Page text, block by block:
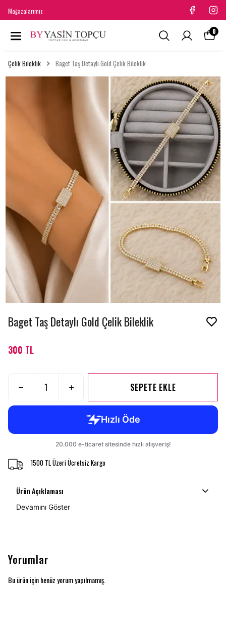
Mağazalarımız
0
Çelik Bileklik Baget Taş Detaylı Gold Çelik Bileklik
Baget Taş Detaylı Gold Çelik Bileklik
300 TL
SEPETE EKLE
1500 TL Üzeri Ücretsiz Kargo
Ürün Açıklaması
Devamını Göster
Yorumlar
Bu ürün için henüz yorum yapılmamış.